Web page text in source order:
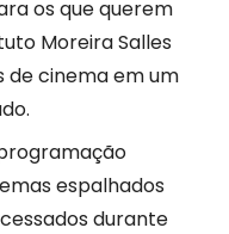
os que querem
Moreira Salles
de cinema em um
espalhados
durante